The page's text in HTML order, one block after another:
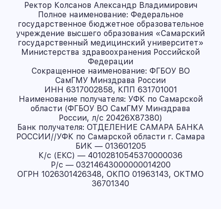
Ректор Колсанов Александр Владимирович
Полное наименование: Федеральное
государственное бюджетное образовательное
учреждение высшего образования «Самарский
государственный медицинский университет»
Министерства здравоохранения Российской
Федерации
Сокращенное наименование: ФГБОУ ВО
СамГМУ Минздрава России
ИНН 6317002858, КПП 631701001
Наименование получателя: УФК по Самарской
области (ФГБОУ ВО СамГМУ Минздрава
России, л/с 20426X87380)
Банк получателя: ОТДЕЛЕНИЕ САМАРА БАНКА
РОССИИ//УФК по Самарской области г. Самара
БИК — 013601205
К/с (ЕКС) — 40102810545370000036
Р/с — 03214643000000014200
ОГРН 1026301426348, ОКПО 01963143, ОКТМО
36701340